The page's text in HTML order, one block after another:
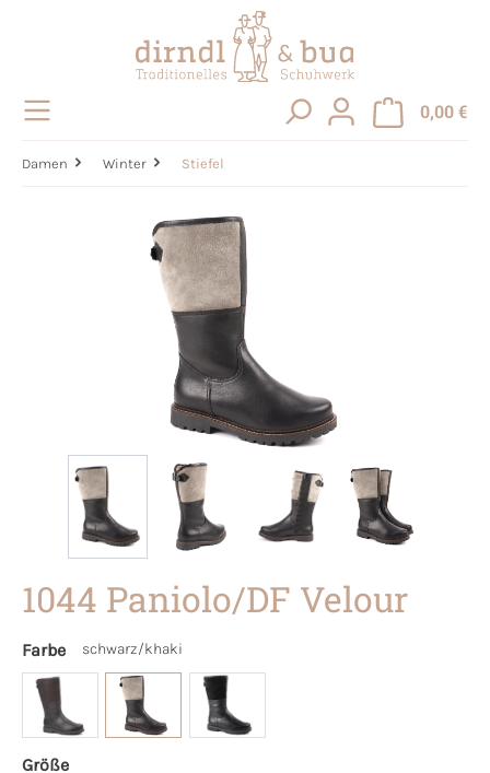
0,00 €
Damen Winter Stiefel
Bildergalerie überspringen
1044 Paniolo/DF Velour
Farbe schwarz/khaki
Größe